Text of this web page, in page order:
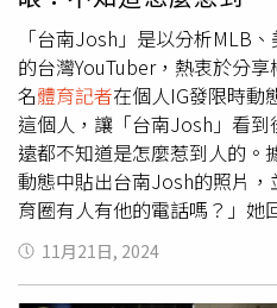
Dispen Pak Japan，從美國企
pack」為靈感，所推出的商
兩種醬就能在不弄髒手的狀況
「台南Josh」是以分析MLB
的台灣YouTuber，熱衷於分
名體育記者在個人IG發限時動
這個人，讓「台南Josh」看
遠都不知道是怎麼惹到人的。
動態中貼出台南Josh的照片
育圈有人有他的電話嗎？」她
我們圈子裡沒有這種人」，
體育圈的存在，引發不少網
11月21日, 2024